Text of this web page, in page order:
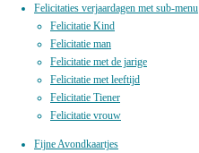
Felicitaties verjaardagen met sub-menu
Felicitatie Kind
Felicitatie man
Felicitatie met de jarige
Felicitatie met leeftijd
Felicitatie Tiener
Felicitatie vrouw
Fijne Avondkaartjes